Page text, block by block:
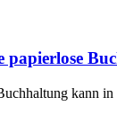
papierlose
kann